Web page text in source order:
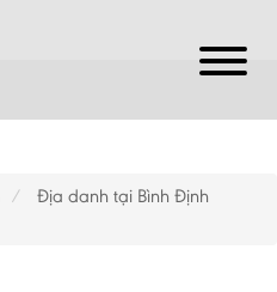
Địa danh tại Bình Định